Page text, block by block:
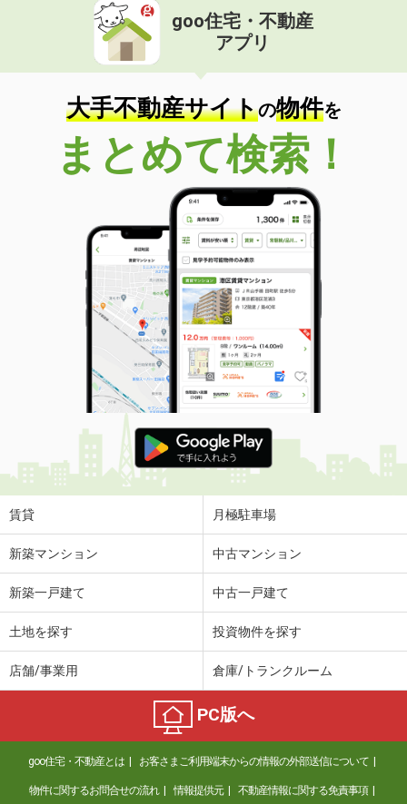
goo住宅・不動産
アプリ
大手不動産サイトの物件を
まとめて検索！
賃貸 月極駐車場
新築マンション 中古マンション
新築一戸建て 中古一戸建て
土地を探す 投資物件を探す
店舗/事業用 倉庫/トランクルーム
PC版へ
goo住宅・不動産とは お客さまご利用端末からの情報の外部送信について
物件に関するお問合せの流れ 情報提供元 不動産情報に関する免責事項